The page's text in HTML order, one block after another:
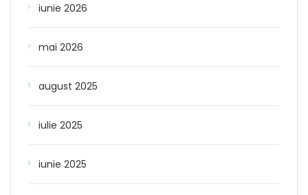
iunie 2026
mai 2026
august 2025
iulie 2025
iunie 2025